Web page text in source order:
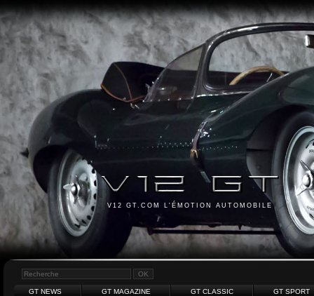
V12 GT.COM L'ÉMOTION AUTOMOBILE
GT NEWS GT MAGAZINE GT CLASSIC GT SPORT